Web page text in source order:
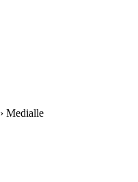
› Medialle